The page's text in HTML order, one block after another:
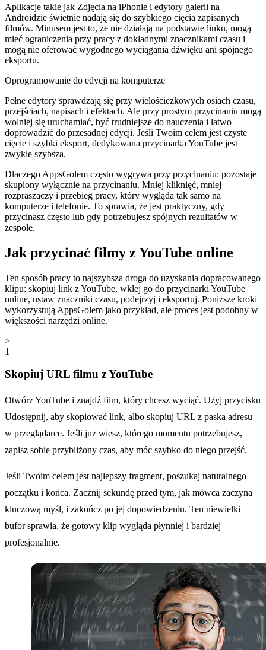
Aplikacje takie jak Zdjęcia na iPhonie i edytory galerii na
Androidzie świetnie nadają się do szybkiego cięcia zapisanych
filmów. Minusem jest to, że nie działają na podstawie linku, mogą
mieć ograniczenia przy pracy z dokładnymi znacznikami czasu i
mogą nie oferować wygodnego wyciągania dźwięku ani spójnego
eksportu.
Oprogramowanie do edycji na komputerze
Pełne edytory sprawdzają się przy wielościeżkowych osiach czasu,
przejściach, napisach i efektach. Ale przy prostym przycinaniu mogą
wolniej się uruchamiać, być trudniejsze do nauczenia i łatwo
doprowadzić do przesadnej edycji. Jeśli Twoim celem jest czyste
cięcie i szybki eksport, dedykowana przycinarka YouTube jest
zwykle szybsza.
Dlaczego AppsGolem często wygrywa przy przycinaniu: pozostaje
skupiony wyłącznie na przycinaniu. Mniej kliknięć, mniej
rozpraszaczy i przebieg pracy, który wygląda tak samo na
komputerze i telefonie. To sprawia, że jest praktyczny, gdy
przycinasz często lub gdy potrzebujesz spójnych rezultatów w
zespole.
Jak przycinać filmy z YouTube online
Ten sposób pracy to najszybsza droga do uzyskania dopracowanego
klipu: skopiuj link z YouTube, wklej go do przycinarki YouTube
online, ustaw znaczniki czasu, podejrzyj i eksportuj. Poniższe kroki
wykorzystują AppsGolem jako przykład, ale proces jest podobny w
większości narzędzi online.
>
1
Skopiuj URL filmu z YouTube
Otwórz YouTube i znajdź film, który chcesz wyciąć. Użyj przycisku
Udostępnij, aby skopiować link, albo skopiuj URL z paska adresu
w przeglądarce. Jeśli już wiesz, którego momentu potrzebujesz,
zapisz sobie przybliżony czas, aby móc szybko do niego przejść.
Jeśli Twoim celem jest najlepszy fragment, poszukaj naturalnego
początku i końca. Zacznij sekundę przed tym, jak mówca zaczyna
kluczową myśl, i zakończ po jej dopowiedzeniu. Ten niewielki
bufor sprawia, że gotowy klip wygląda płynniej i bardziej
profesjonalnie.